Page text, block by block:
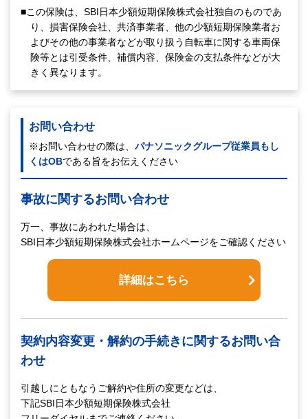
■この保険は、SBI日本少額短期保険株式会社独自のものであ
り、損害保険会社、共済事業者、他の少額短期保険業者お
よびその他の事業者などが取り扱う自転車に関する車両保
険等とは引受条件、補償内容、保険金の支払条件などが大
きく異なります。
お問い合わせ
※お問い合わせの際は、 パナソニックグループ従業員もし
くはOBである旨をお伝えください
事故に関するお問い合わせ
万一、事故にあわれた場合は、
SBI日本少額短期保険株式会社ホームページをご確認ください
詳細はこちら
契約内容変更・解約の手続きに関するお問い合
わせ
引越しにともなうご解約や住所の変更などは、
下記SBI日本少額短期保険株式会社